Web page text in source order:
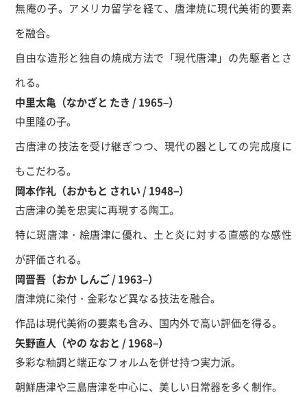
無庵の子。アメリカ留学を経て、唐津焼に現代美術的要素
を融合。
自由な造形と独自の焼成方法で「現代唐津」の先駆者とさ
れる。
中里太亀（なかざと たき / 1965–）
中里隆の子。
古唐津の技法を受け継ぎつつ、現代の器としての完成度に
もこだわる。
岡本作礼（おかもと されい / 1948–）
古唐津の美を忠実に再現する陶工。
特に斑唐津・絵唐津に優れ、土と炎に対する直感的な感性
が評価される。
岡晋吾（おか しんご / 1963–）
唐津焼に染付・金彩など異なる技法を融合。
作品は現代美術の要素も含み、国内外で高い評価を得る。
矢野直人（やの なおと / 1968–）
多彩な釉調と端正なフォルムを併せ持つ実力派。
朝鮮唐津や三島唐津を中心に、美しい日常器を多く制作。